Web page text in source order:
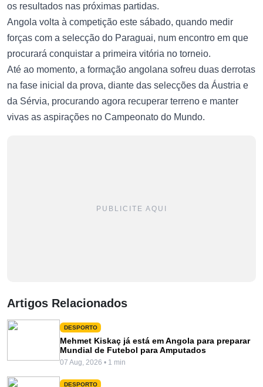
os resultados nas próximas partidas.
Angola volta à competição este sábado, quando medir
forças com a selecção do Paraguai, num encontro em que
procurará conquistar a primeira vitória no torneio.
Até ao momento, a formação angolana sofreu duas derrotas
na fase inicial da prova, diante das selecções da Áustria e
da Sérvia, procurando agora recuperar terreno e manter
vivas as aspirações no Campeonato do Mundo.
PUBLICITE AQUI
Artigos Relacionados
DESPORTO
Mehmet Kiskaç já está em Angola para preparar
Mundial de Futebol para Amputados
07 Aug, 2026 • 1 min
DESPORTO